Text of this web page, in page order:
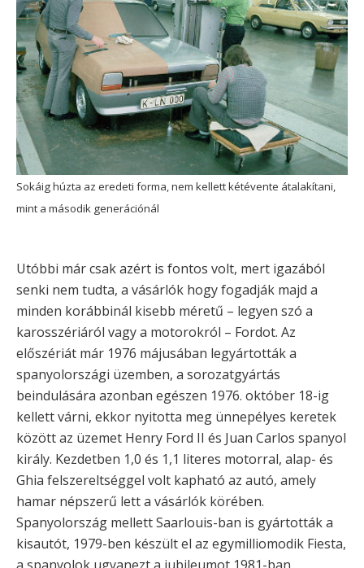
Sokáig húzta az eredeti forma, nem kellett kétévente átalakítani,
mint a második generációnál
Utóbbi már csak azért is fontos volt, mert igazából
senki nem tudta, a vásárlók hogy fogadják majd a
minden korábbinál kisebb méretű – legyen szó a
karosszériáról vagy a motorokról – Fordot. Az
előszériát már 1976 májusában legyártották a
spanyolországi üzemben, a sorozatgyártás
beindulására azonban egészen 1976. október 18-ig
kellett várni, ekkor nyitotta meg ünnepélyes keretek
között az üzemet Henry Ford II és Juan Carlos spanyol
király. Kezdetben 1,0 és 1,1 literes motorral, alap- és
Ghia felszereltséggel volt kapható az autó, amely
hamar népszerű lett a vásárlók körében.
Spanyolország mellett Saarlouis-ban is gyártották a
kisautót, 1979-ben készült el az egymilliomodik Fiesta,